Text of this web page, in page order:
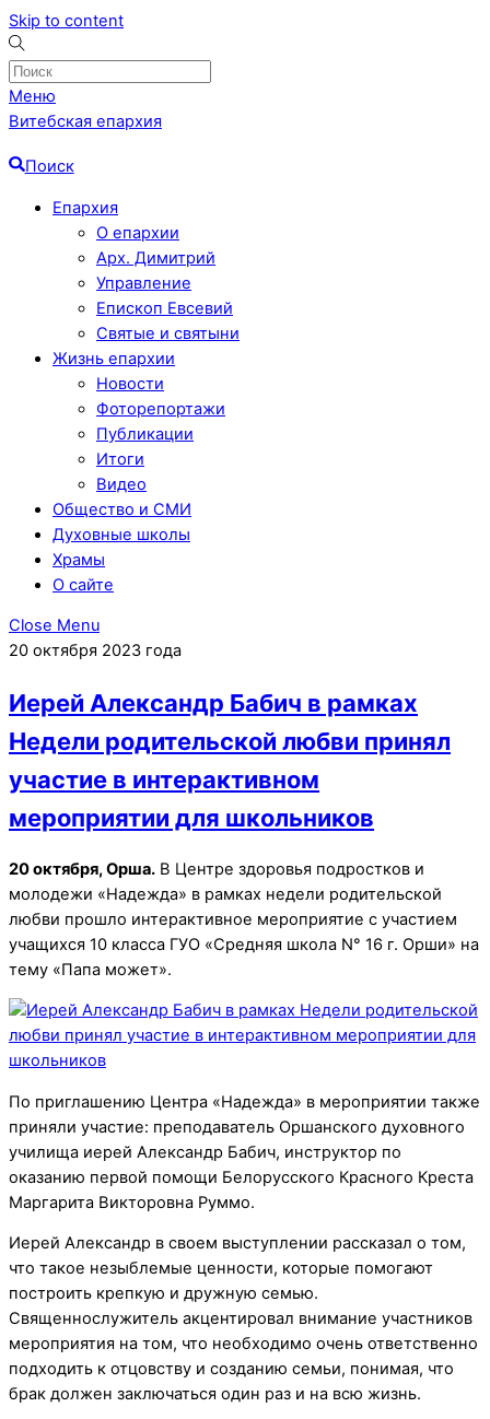
Skip to content
Меню
Витебская епархия
Поиск
Епархия
О епархии
Арх. Димитрий
Управление
Епископ Евсевий
Святые и святыни
Жизнь епархии
Новости
Фоторепортажи
Публикации
Итоги
Видео
Общество и СМИ
Духовные школы
Храмы
О сайте
Close Menu
20 октября 2023 года
Иерей Александр Бабич в рамках
Недели родительской любви принял
участие в интерактивном
мероприятии для школьников
20 октября, Орша. В Центре здоровья подростков и
молодежи «Надежда» в рамках недели родительской
любви прошло интерактивное мероприятие с участием
учащихся 10 класса ГУО «Средняя школа N° 16 г. Орши» на
тему «Папа может».
По приглашению Центра «Надежда» в мероприятии также
приняли участие: преподаватель Оршанского духовного
училища иерей Александр Бабич, инструктор по
оказанию первой помощи Белорусского Красного Креста
Маргарита Викторовна Руммо.
Иерей Александр в своем выступлении рассказал о том,
что такое незыблемые ценности, которые помогают
построить крепкую и дружную семью.
Священнослужитель акцентировал внимание участников
мероприятия на том, что необходимо очень ответственно
подходить к отцовству и созданию семьи, понимая, что
брак должен заключаться один раз и на всю жизнь.